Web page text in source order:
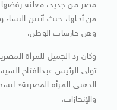
مصر من جديد، معلنة رفضها
من أجلها، حيث أثبتن النساء
وهن حارسات الوطن.
وكان رد الجميل للمرأة
تولى الرئيس عبدالفتاح
الذهبى للمرأة المصرية»
والإنجازات.